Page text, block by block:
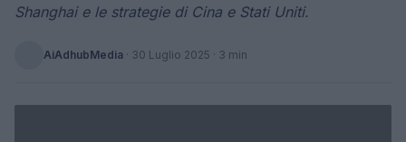
Shanghai e le strategie di Cina e Stati Uniti.
AiAdhubMedia · 30 Luglio 2025 · 3 min